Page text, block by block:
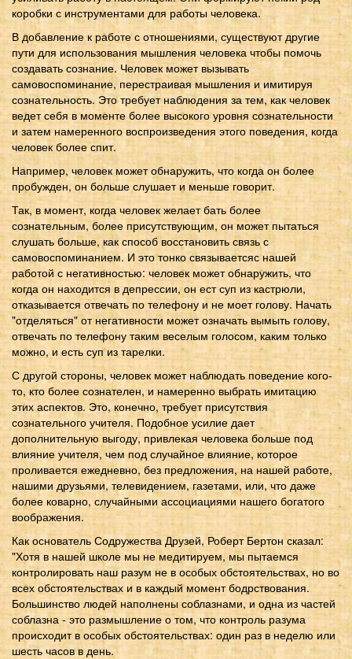
коробки с инструментами для работы человека.
В добавление к работе с отношениями, существуют другие
пути для использования мышления человека чтобы помочь
создавать сознание. Человек может вызывать
самовоспоминание, перестраивая мышления и имитируя
сознательность. Это требует наблюдения за тем, как человек
ведет себя в моменте более высокого уровня сознательности
и затем намеренного воспроизведения этого поведения, когда
человек более спит.
Например, человек может обнаружить, что когда он более
пробужден, он больше слушает и меньше говорит.
Так, в момент, когда человек желает бать более
сознательным, более присутствующим, он может пытаться
слушать больше, как способ восстановить связь с
самовоспоминанием. И это тонко связываетсяс нашей
работой с негативностью: человек может обнаружить, что
когда он находится в депрессии, он ест суп из кастрюли,
отказывается отвечать по телефону и не моет голову. Начать
"отделяться" от негативности может означать вымыть голову,
отвечать по телефону таким веселым голосом, каким только
можно, и есть суп из тарелки.
С другой стороны, человек может наблюдать поведение кого-
то, кто более сознателен, и намеренно выбрать имитацию
этих аспектов. Это, конечно, требует присутствия
сознательного учителя. Подобное усилие дает
дополнительную выгоду, привлекая человека больше под
влияние учителя, чем под случайное влияние, которое
проливается ежедневно, без предложения, на нашей работе,
нашими друзьями, телевидением, газетами, или, что даже
более коварно, случайными ассоциациями нашего богатого
воображения.
Как основатель Содружества Друзей, Роберт Бертон сказал:
"Хотя в нашей школе мы не медитируем, мы пытаемся
контролировать наш разум не в особых обстоятельствах, но во
всех обстоятельствах и в каждый момент бодрствования.
Большинство людей наполнены соблазнами, и одна из частей
соблазна - это размышление о том, что контроль разума
происходит в особых обстоятельствах: один раз в неделю или
шесть часов в день.